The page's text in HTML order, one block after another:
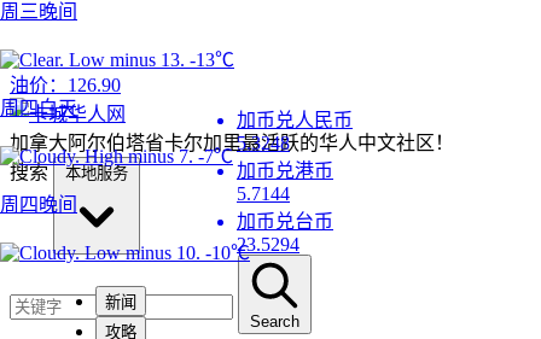
周三晚间
-13℃
周四白天
-7℃
周四晚间
-10℃
加币兑人民币
5.3248
加币兑港币
5.7144
加币兑台币
23.5294
油价： 126.90
加拿大阿尔伯塔省卡尔加里最活跃的华人中文社区！
搜索
新闻
攻略
Search